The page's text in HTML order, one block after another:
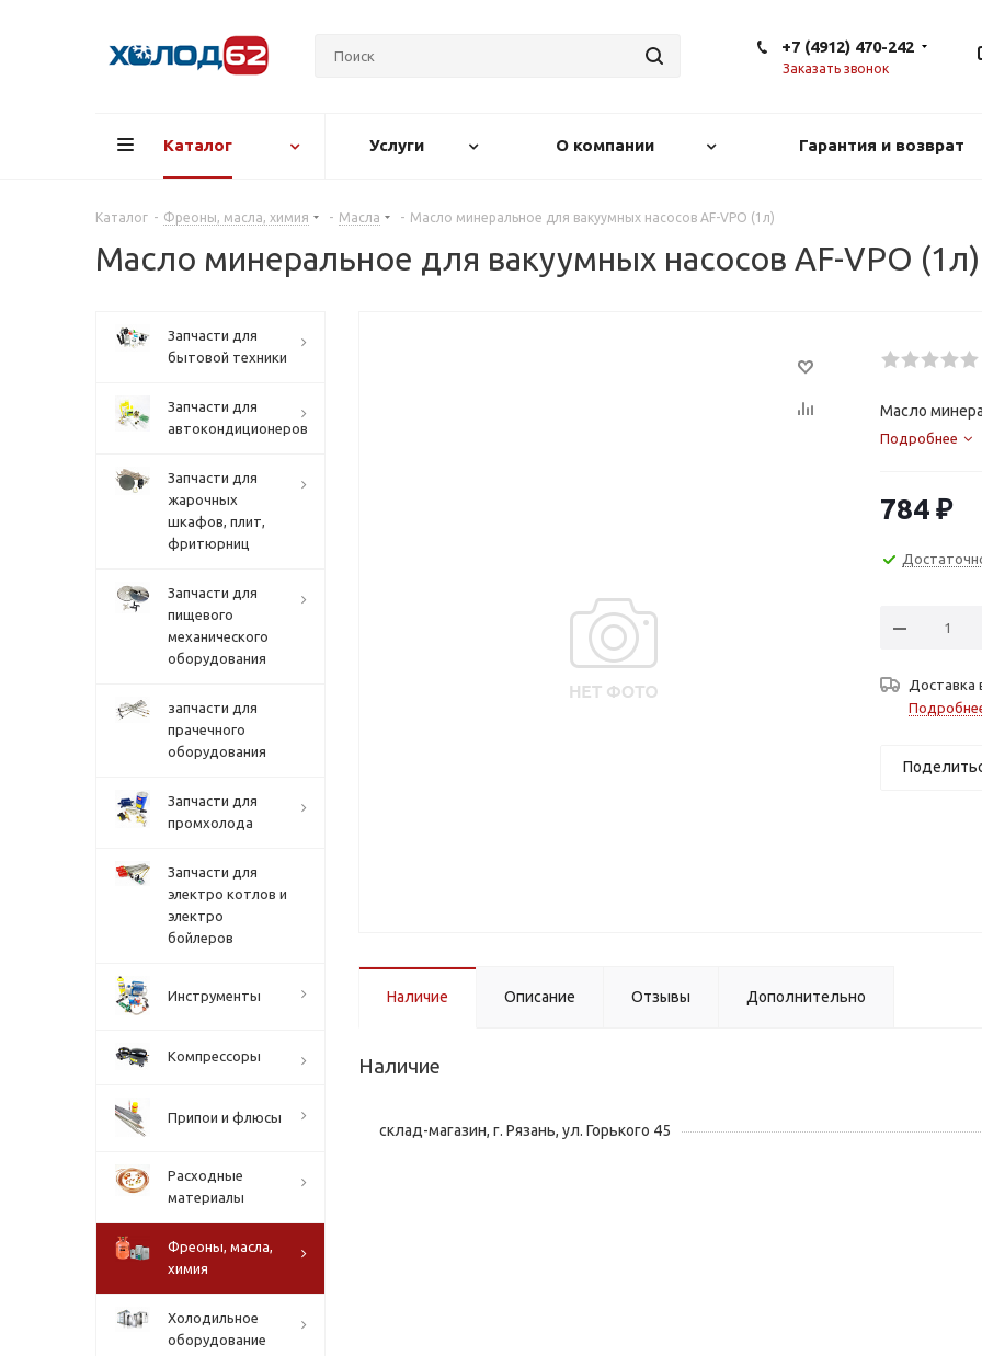
+7 (4912) 470-242
Заказать звонок
Каталог Услуги О компании Гарантия и возврат
Каталог - Фреоны, масла, химия - Масла - Масло минеральное для вакуумных насосов AF-VPO (1л)
Масло минеральное для вакуумных насосов AF-VPO (1л)
Масло
Подробнее
784 ₽
Доставка
Наличие Описание Отзывы Дополнительно
Наличие
склад-магазин, г. Рязань, ул. Горького 45
Запчасти для
бытовой техники
Запчасти для
автокондиционеров
Запчасти для
жарочных
шкафов, плит,
фритюрниц
Запчасти для
пищевого
механического
оборудования
запчасти для
прачечного
оборудования
Запчасти для
промхолода
Запчасти для
электро котлов и
электро
бойлеров
Инструменты
Компрессоры
Припои и флюсы
Расходные
материалы
Фреоны, масла,
химия
Холодильное
оборудование